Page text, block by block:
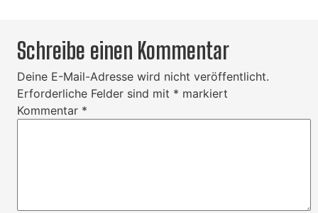
Schreibe einen Kommentar
Deine E-Mail-Adresse wird nicht veröffentlicht.
Erforderliche Felder sind mit * markiert
Kommentar *